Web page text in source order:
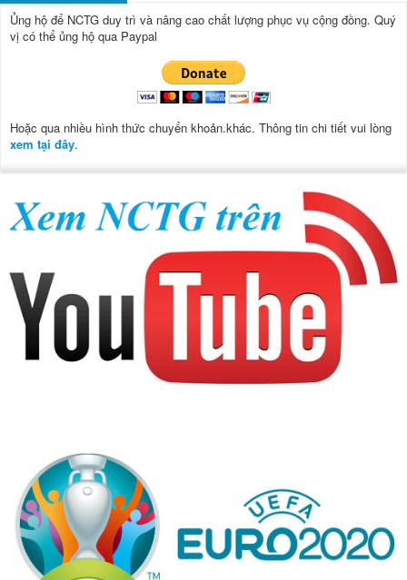
Ủng hộ để NCTG duy trì và nâng cao chất lượng phục vụ cộng đồng. Quý
vị có thể ủng hộ qua Paypal
Hoặc qua nhiều hình thức chuyển khoản.khác. Thông tin chi tiết vui lòng
xem tại đây.